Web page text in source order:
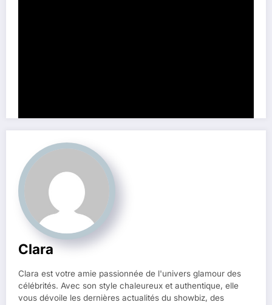
Clara
Clara est votre amie passionnée de l'univers glamour des
célébrités. Avec son style chaleureux et authentique, elle
vous dévoile les dernières actualités du showbiz, des